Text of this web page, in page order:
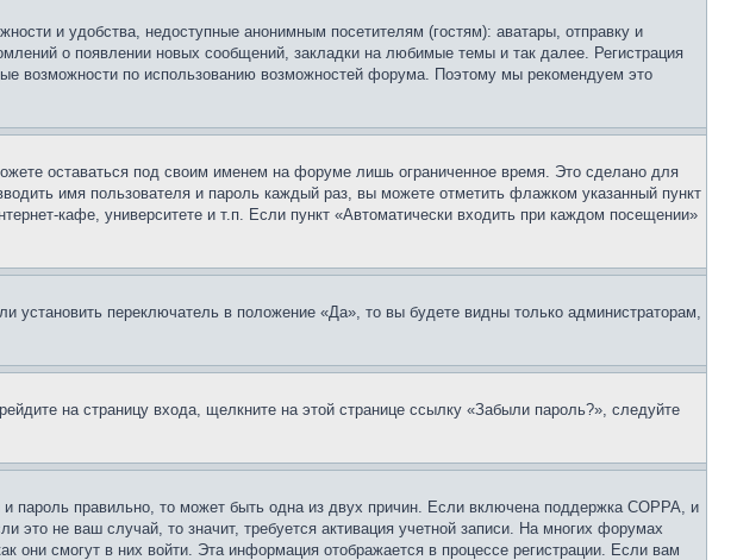
и удобства, недоступные анонимным посетителям (гостям): аватары, отправку и
о появлении новых сообщений, закладки на любимые темы и так далее. Регистрация
возможности по использованию возможностей форума. Поэтому мы рекомендуем это
оставаться под своим именем на форуме лишь ограниченное время. Это сделано для
имя пользователя и пароль каждый раз, вы можете отметить флажком указанный пункт
кафе, университете и т.п. Если пункт «Автоматически входить при каждом посещении»
переключатель в положение «Да», то вы будете видны только администраторам,
на страницу входа, щелкните на этой странице ссылку «Забыли пароль?», следуйте
правильно, то может быть одна из двух причин. Если включена поддержка COPPA, и
не ваш случай, то значит, требуется активация учетной записи. На многих форумах
они смогут в них войти. Эта информация отображается в процессе регистрации. Если вам